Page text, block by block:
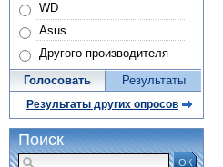
WD
Asus
Другого производителя
Голосовать Результаты
Результаты других опросов
Поиск
ОК